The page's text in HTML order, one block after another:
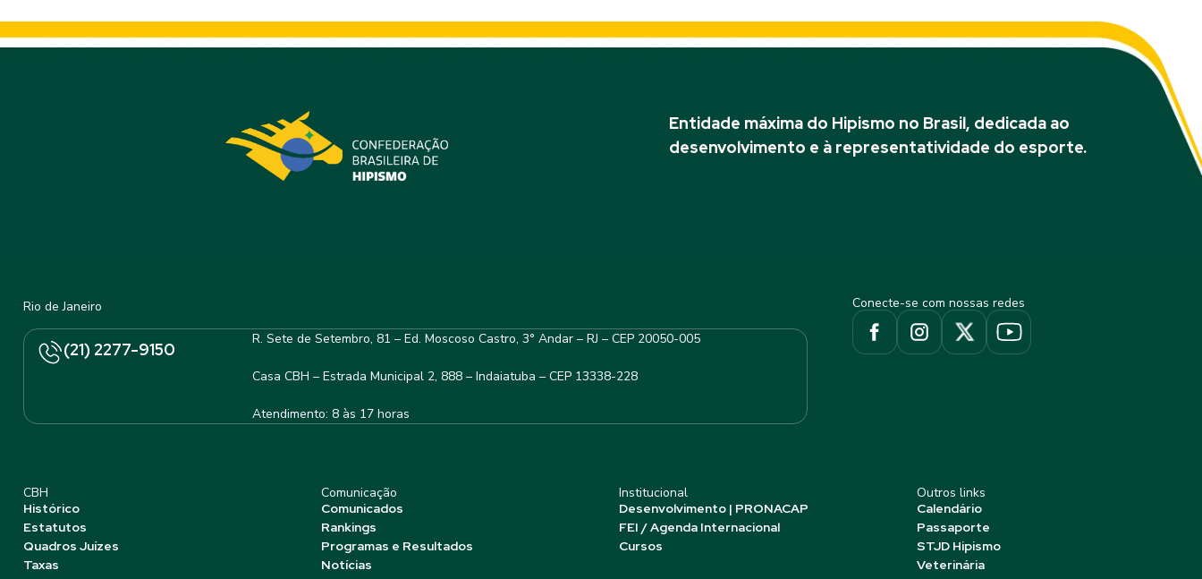
Entidade máxima do Hipismo no Brasil, dedicada ao
desenvolvimento e à representatividade do esporte.
Rio de Janeiro
(21) 2277-9150
R. Sete de Setembro, 81 – Ed. Moscoso Castro, 3° Andar – RJ – CEP 20050-005
Casa CBH – Estrada Municipal 2, 888 – Indaiatuba – CEP 13338-228
Atendimento: 8 às 17 horas
Conecte-se com nossas redes
CBH
Histórico
Estatutos
Quadros Juízes
Taxas
Comunicação
Comunicados
Rankings
Programas e Resultados
Notícias
Institucional
Desenvolvimento | PRONACAP
FEI / Agenda Internacional
Cursos
Outros links
Calendário
Passaporte
STJD Hipismo
Veterinária